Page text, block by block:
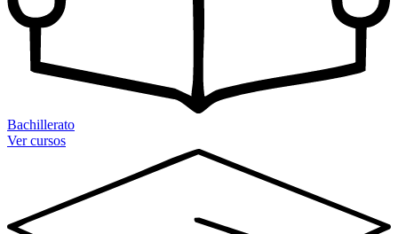
Bachillerato
Ver cursos